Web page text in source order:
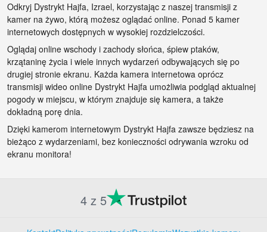
Odkryj Dystrykt Hajfa, Izrael, korzystając z naszej transmisji z
kamer na żywo, którą możesz oglądać online. Ponad 5 kamer
internetowych dostępnych w wysokiej rozdzielczości.
Oglądaj online wschody i zachody słońca, śpiew ptaków,
krzątaninę życia i wiele innych wydarzeń odbywających się po
drugiej stronie ekranu. Każda kamera internetowa oprócz
transmisji wideo online Dystrykt Hajfa umożliwia podgląd aktualnej
pogody w miejscu, w którym znajduje się kamera, a także
dokładną porę dnia.
Dzięki kamerom internetowym Dystrykt Hajfa zawsze będziesz na
bieżąco z wydarzeniami, bez konieczności odrywania wzroku od
ekranu monitora!
4 z 5